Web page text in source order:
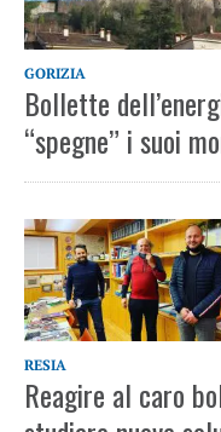
GORIZIA
Bollette
“spegne” i suoi
RESIA
Reagire al caro